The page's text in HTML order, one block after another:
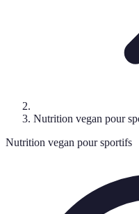
Nutrition vegan pour
Nutrition vegan pour sportifs